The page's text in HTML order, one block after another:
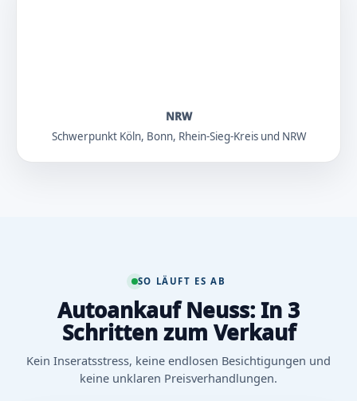
NRW
Schwerpunkt Köln, Bonn, Rhein-Sieg-Kreis und NRW
SO LÄUFT ES AB
Autoankauf Neuss: In 3
Schritten zum Verkauf
Kein Inseratsstress, keine endlosen Besichtigungen und
keine unklaren Preisverhandlungen.